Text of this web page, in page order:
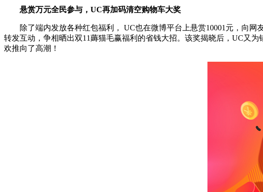
悬赏万元全民参与，UC再加码清空购物车大奖
除了端内发放各种红包福利， UC也在微博平台上悬赏10001元，向
转发互动，争相晒出双11薅猫毛赢福利的省钱大招。该奖揭晓后，UC又
欢推向了高潮！